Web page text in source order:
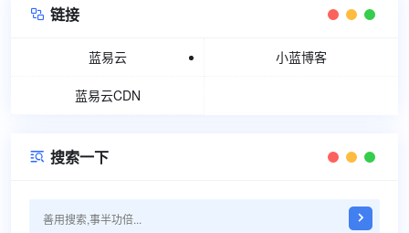
 链接
蓝易云 小蓝博客
蓝易云CDN
 搜索一下